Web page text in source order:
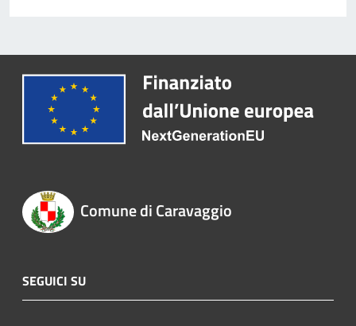
Comune di Caravaggio
SEGUICI SU